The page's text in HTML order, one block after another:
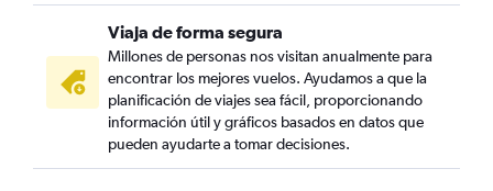
Viaja de forma segura
Millones de personas nos visitan anualmente para
encontrar los mejores vuelos. Ayudamos a que la
planificación de viajes sea fácil, proporcionando
información útil y gráficos basados en datos que
pueden ayudarte a tomar decisiones.